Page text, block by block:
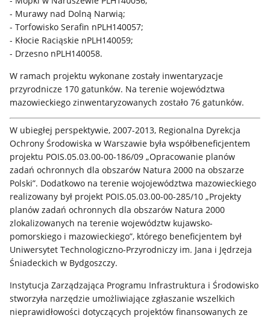
- Murawy nad Dolną Narwią;
- Torfowisko Serafin nPLH140057;
- Kłocie Raciąskie nPLH140059;
- Drzesno nPLH140058.
W ramach projektu wykonane zostały inwentaryzacje
przyrodnicze 170 gatunków. Na terenie województwa
mazowieckiego zinwentaryzowanych zostało 76 gatunków.
W ubiegłej perspektywie, 2007-2013, Regionalna Dyrekcja
Ochrony Środowiska w Warszawie była współbeneficjentem
projektu POIS.05.03.00-00-186/09 „Opracowanie planów
zadań ochronnych dla obszarów Natura 2000 na obszarze
Polski”. Dodatkowo na terenie wojojewództwa mazowieckiego
realizowany był projekt POIS.05.03.00-00-285/10 „Projekty
planów zadań ochronnych dla obszarów Natura 2000
zlokalizowanych na terenie województw kujawsko-
pomorskiego i mazowieckiego”, którego beneficjentem był
Uniwersytet Technologiczno-Przyrodniczy im. Jana i Jędrzeja
Śniadeckich w Bydgoszczy.
Instytucja Zarządzająca Programu Infrastruktura i Środowisko
stworzyła narzędzie umożliwiające zgłaszanie wszelkich
nieprawidłowości dotyczących projektów finansowanych ze